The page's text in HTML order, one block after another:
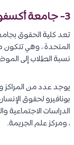
3- جامعة أكسفورد :
تعد كلية الحقوق
نسبة الطلاب إلى
يوجد عدد من المراكز
بونافيرو لحقوق
الدراسات الاجتماعية
، ومركز علم الجريمة.